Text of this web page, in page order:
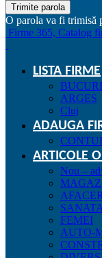
O parola va fi trimisă
Firme 365, Catalog
LISTA FIRME
ARGES
Cluj
ADAUGA
ARTICOLE
Nou –
FEMEI
AUTO-